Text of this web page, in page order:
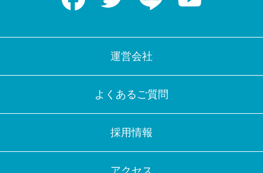
運営会社
よくあるご質問
採用情報